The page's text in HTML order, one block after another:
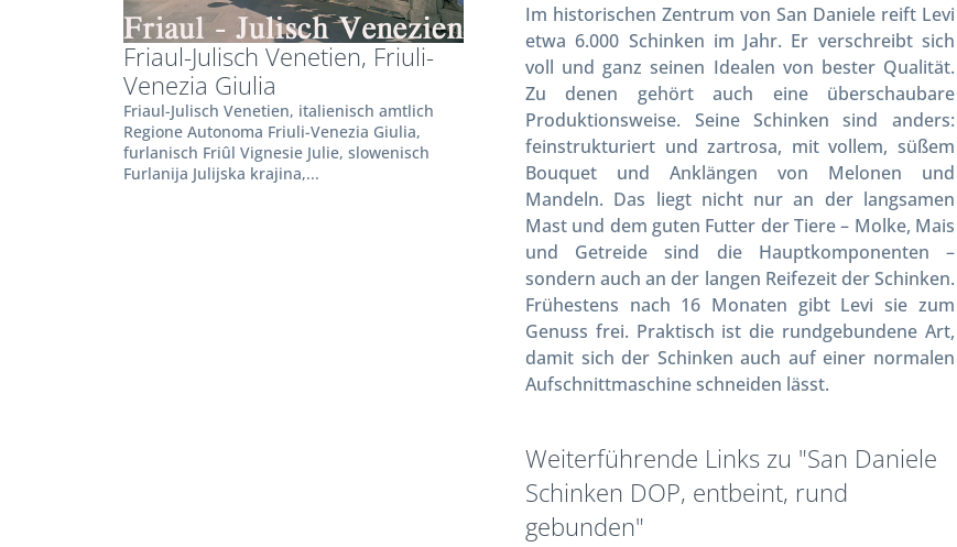
Friaul-Julisch Venetien, Friuli-
Venezia Giulia
Friaul-Julisch Venetien, italienisch amtlich
Regione Autonoma Friuli-Venezia Giulia,
furlanisch Friûl Vignesie Julie, slowenisch
Furlanija Julijska krajina,...
Im historischen Zentrum von San Daniele reift Levi
etwa 6.000 Schinken im Jahr. Er verschreibt sich
voll und ganz seinen Idealen von bester Qualität.
Zu denen gehört auch eine überschaubare
Produktionsweise. Seine Schinken sind anders:
feinstrukturiert und zartrosa, mit vollem, süßem
Bouquet und Anklängen von Melonen und
Mandeln. Das liegt nicht nur an der langsamen
Mast und dem guten Futter der Tiere – Molke, Mais
und Getreide sind die Hauptkomponenten –
sondern auch an der langen Reifezeit der Schinken.
Frühestens nach 16 Monaten gibt Levi sie zum
Genuss frei. Praktisch ist die rundgebundene Art,
damit sich der Schinken auch auf einer normalen
Aufschnittmaschine schneiden lässt.
Weiterführende Links zu "San Daniele
Schinken DOP, entbeint, rund
gebunden"